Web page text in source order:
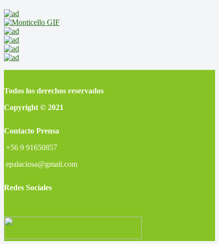
Todos los derechos reservados
Copyright © 2021
Contacto Prensa
+56 9 91650857
epalaciosa@gmail.com
Redes Sociales